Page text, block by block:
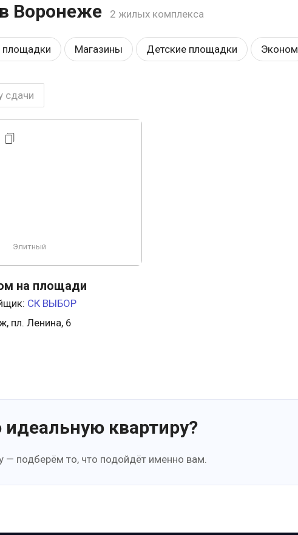
Воронеже 2 жилых комплекса
площадки Магазины Детские площадки Эконом
У воды
сдачи
Элитный
на площади
СК ВЫБОР
пл. Ленина, 6
квартиру?
— подберём то, что подойдёт именно вам.